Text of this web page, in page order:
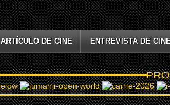
ARTÍCULO DE CINE ENTREVISTA DE